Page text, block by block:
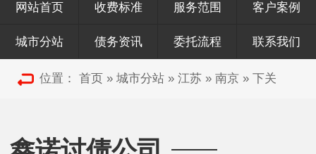
网站首页 收费标准 服务范围 客户案例
城市分站 债务资讯 委托流程 联系我们
位置： 首页 » 城市分站 » 江苏 » 南京 » 下关